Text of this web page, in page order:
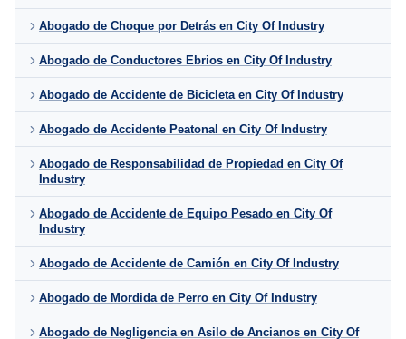
Abogado de Choque por Detrás en City Of Industry
Abogado de Conductores Ebrios en City Of Industry
Abogado de Accidente de Bicicleta en City Of Industry
Abogado de Accidente Peatonal en City Of Industry
Abogado de Responsabilidad de Propiedad en City Of
Industry
Abogado de Accidente de Equipo Pesado en City Of
Industry
Abogado de Accidente de Camión en City Of Industry
Abogado de Mordida de Perro en City Of Industry
Abogado de Negligencia en Asilo de Ancianos en City Of